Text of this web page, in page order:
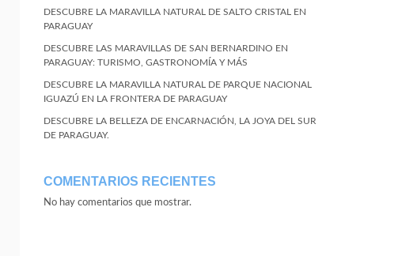
DESCUBRE LA MARAVILLA NATURAL DE SALTO CRISTAL EN
PARAGUAY
DESCUBRE LAS MARAVILLAS DE SAN BERNARDINO EN
PARAGUAY: TURISMO, GASTRONOMÍA Y MÁS
DESCUBRE LA MARAVILLA NATURAL DE PARQUE NACIONAL
IGUAZÚ EN LA FRONTERA DE PARAGUAY
DESCUBRE LA BELLEZA DE ENCARNACIÓN, LA JOYA DEL SUR
DE PARAGUAY.
COMENTARIOS RECIENTES
No hay comentarios que mostrar.